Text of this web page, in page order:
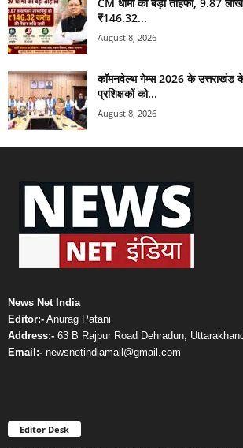
CM धामी का बड़ा तोहफा, 9.87 लाख
₹146.32...
August 8, 2026
कॉमनवेल्थ गेम्स 2026 के
प्रशिक्षकों को...
August 8, 2026
News Net India
Editor:- Anurag Patani
Address:- 63 B Rajpur Road Dehradun,
Email:- newsnetindiamail@gmail.com
Editor Desk